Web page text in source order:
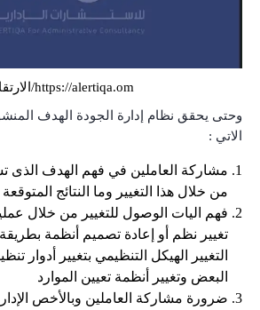
https://alertiqa.om/
وحتى يحقق نظام إدارة الجودة الهدف
الاتي :
مشاركة العاملين في فهم الهدف الذى
من خلال هذا التغيير وما النتائج المتوقعة
فهم اليات الوصول للتغيير من خلال
تغيير نظم أو إعادة تصميم أنظمة
التغيير الهيكل التنظيمي بتغيير أدوار
البعض وتغيير أنظمة تعيين الموارد
ضرورة مشاركة العاملين وبالأخص